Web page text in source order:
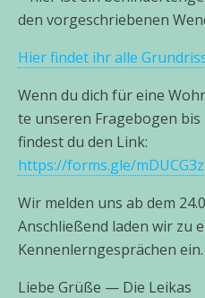
den vor­ge­schrie­be­nen
Hier fin­det ihr alle
Wenn du dich für eine
te unse­ren Fragebogen bis
fin­dest du den Link:
https://forms.gle/
Wir mel­den uns ab dem
Anschließend laden wir zu
Kennenlerngesprächen ein.
Liebe Grüße — Die Leikas